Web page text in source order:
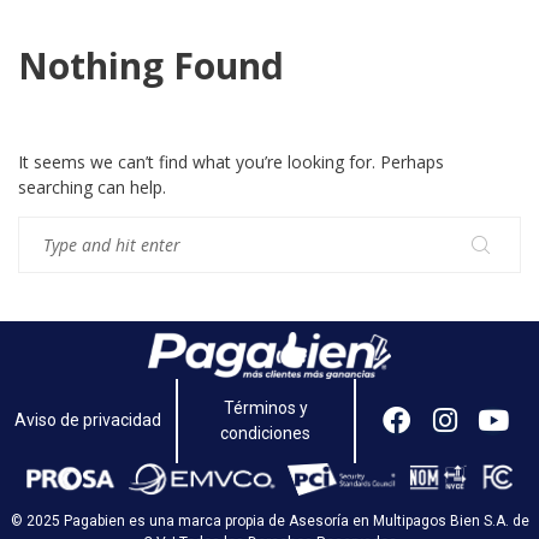
Nothing Found
It seems we can’t find what you’re looking for. Perhaps
searching can help.
Aviso de privacidad
Términos y
condiciones
© 2025 Pagabien es una marca propia de Asesoría en Multipagos Bien S.A. de